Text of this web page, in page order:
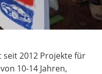
2012 Projekte für
10-14 Jahren,